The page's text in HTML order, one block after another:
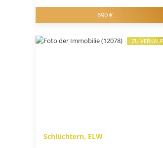
690 €
Schlüchtern, ELW
ZU